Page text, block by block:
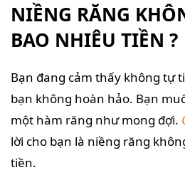
NIỀNG RĂNG
BAO NHIÊU TIỀN ?
Bạn đang cảm thấy không tự
bạn không hoàn hảo. Bạn
một hàm răng như mong đợi.
lời cho bạn là niềng răng
tiền.